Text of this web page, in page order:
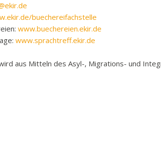
buechereifachstelle
www.buechereien.ekir.de
www.sprachtreff.ekir.de
aus Mitteln des Asyl-, Migrations- und